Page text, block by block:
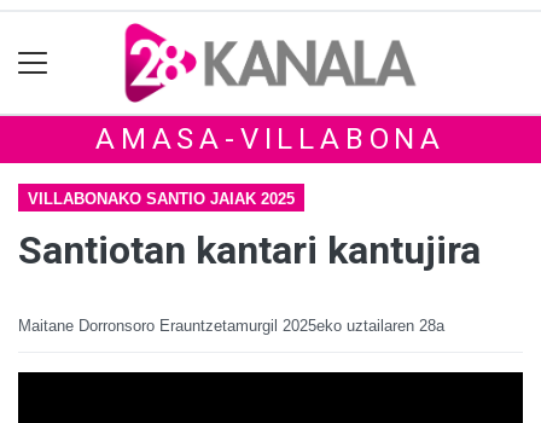
AMASA-VILLABONA
VILLABONAKO SANTIO JAIAK 2025
Santiotan kantari kantujira
Maitane Dorronsoro Erauntzetamurgil 2025eko uztailaren 28a